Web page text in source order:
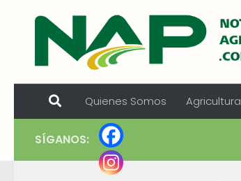
Skip to content
Quienes Somos Agricultura
SÍGANOS: